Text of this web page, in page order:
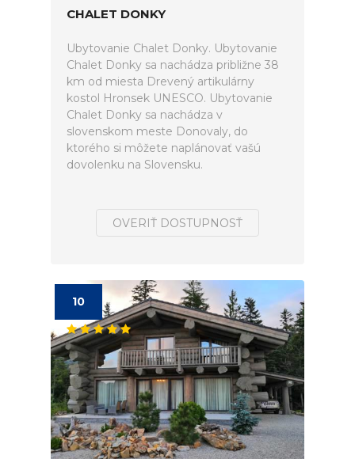
CHALET DONKY
Ubytovanie Chalet Donky. Ubytovanie
Chalet Donky sa nachádza približne 38
km od miesta Drevený artikulárny
kostol Hronsek UNESCO. Ubytovanie
Chalet Donky sa nachádza v
slovenskom meste Donovaly, do
ktorého si môžete naplánovať vašú
dovolenku na Slovensku.
OVERIŤ DOSTUPNOSŤ
10